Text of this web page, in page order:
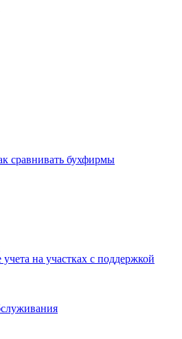
сравнивать бухфирмы
на участках с поддержкой